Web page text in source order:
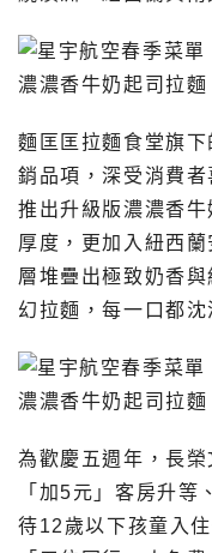
麵匡匡拉麵食堂旗
銷品項，深受消費者
推出升級版濃濃香
厚度，更加入紐西
層堆疊出極致奶香
幻拉麵，每一口都
為歡慶五週年，長
「加5元」客房升等
待12歲以下孩童入